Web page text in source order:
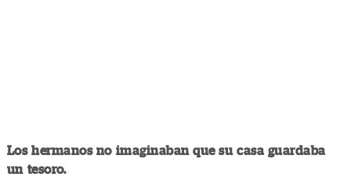
Los hermanos no imaginaban que su casa guardaba
un tesoro.